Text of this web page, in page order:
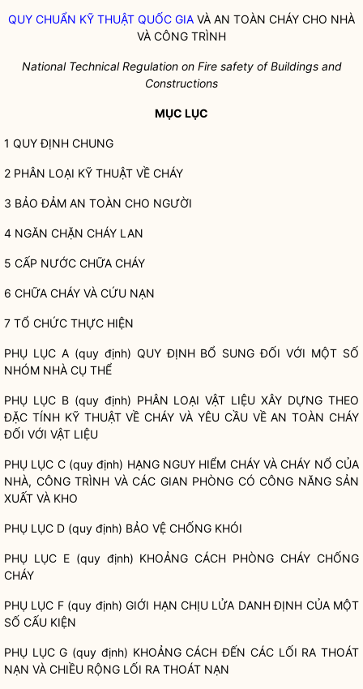
QUY CHUẨN KỸ THUẬT QUỐC GIA VÀ AN TOÀN CHÁY CHO NHÀ
VÀ CÔNG TRÌNH
National Technical Regulation on Fire safety of Buildings and
Constructions
MỤC LỤC
1 QUY ĐỊNH CHUNG
2 PHÂN LOẠI KỸ THUẬT VỀ CHÁY
3 BẢO ĐẢM AN TOÀN CHO NGƯỜI
4 NGĂN CHẶN CHÁY LAN
5 CẤP NƯỚC CHỮA CHÁY
6 CHỮA CHÁY VÀ CỨU NẠN
7 TỔ CHỨC THỰC HIỆN
PHỤ LỤC A (quy định) QUY ĐỊNH BỔ SUNG ĐỐI VỚI MỘT SỐ
NHÓM NHÀ CỤ THỂ
PHỤ LỤC B (quy định) PHÂN LOẠI VẬT LIỆU XÂY DỰNG THEO
ĐẶC TÍNH KỸ THUẬT VỀ CHÁY VÀ YÊU CẦU VỀ AN TOÀN CHÁY
ĐỐI VỚI VẬT LIỆU
PHỤ LỤC C (quy định) HẠNG NGUY HIỂM CHÁY VÀ CHÁY NỔ CỦA
NHÀ, CÔNG TRÌNH VÀ CÁC GIAN PHÒNG CÓ CÔNG NĂNG SẢN
XUẤT VÀ KHO
PHỤ LỤC D (quy định) BẢO VỆ CHỐNG KHÓI
PHỤ LỤC E (quy định) KHOẢNG CÁCH PHÒNG CHÁY CHỐNG
CHÁY
PHỤ LỤC F (quy định) GIỚI HẠN CHỊU LỬA DANH ĐỊNH CỦA MỘT
SỐ CẤU KIỆN
PHỤ LỤC G (quy định) KHOẢNG CÁCH ĐẾN CÁC LỐI RA THOÁT
NẠN VÀ CHIỀU RỘNG LỐI RA THOÁT NẠN